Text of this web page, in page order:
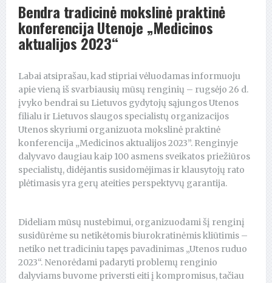
Bendra tradicinė mokslinė praktinė
konferencija Utenoje „Medicinos
aktualijos 2023“
Labai atsiprašau, kad stipriai vėluodamas informuoju
apie vieną iš svarbiausių mūsų renginių – rugsėjo 26 d.
įvyko bendrai su Lietuvos gydytojų sąjungos Utenos
filialu ir Lietuvos slaugos specialistų organizacijos
Utenos skyriumi organizuota mokslinė praktinė
konferencija „Medicinos aktualijos 2023”. Renginyje
dalyvavo daugiau kaip 100 asmens sveikatos priežiūros
specialistų, didėjantis susidomėjimas ir klausytojų rato
plėtimasis yra gerų ateities perspektyvų garantija.
Dideliam mūsų nustebimui, organizuodami šį renginį
susidūrėme su netikėtomis biurokratinėmis kliūtimis –
netiko net tradiciniu tapęs pavadinimas „Utenos ruduo
2023“. Nenorėdami padaryti problemų renginio
dalyviams buvome priversti eiti į kompromisus, tačiau